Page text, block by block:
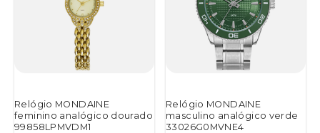
Relógio MONDAINE
feminino analógico dourado
99858LPMVDM1
Relógio MONDAINE
masculino analógico verde
33026G0MVNE4